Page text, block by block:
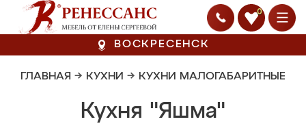
0
ВОСКРЕСЕНСК
ГЛАВНАЯ → КУХНИ → КУХНИ МАЛОГАБАРИТНЫЕ
Кухня "Яшма"